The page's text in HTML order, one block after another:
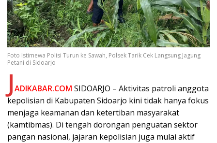
Foto Istimewa Polisi Turun ke Sawah, Polsek Tarik Cek Langsung Jagung
Petani di Sidoarjo
JADIKABAR.COM SIDOARJO – Aktivitas patroli anggota
kepolisian di Kabupaten Sidoarjo kini tidak hanya fokus
menjaga keamanan dan ketertiban masyarakat
(kamtibmas). Di tengah dorongan penguatan sektor
pangan nasional, jajaran kepolisian juga mulai aktif